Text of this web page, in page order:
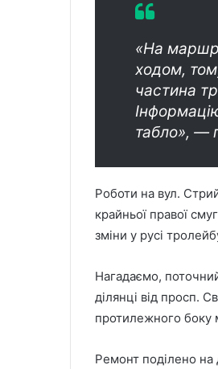
«На
ходом,
частина
табло», —
Роботи на вул.
крайньої правої
зміни у русі
Нагадаємо,
ділянці від просп.
протилежного боку
Ремонт поділено на